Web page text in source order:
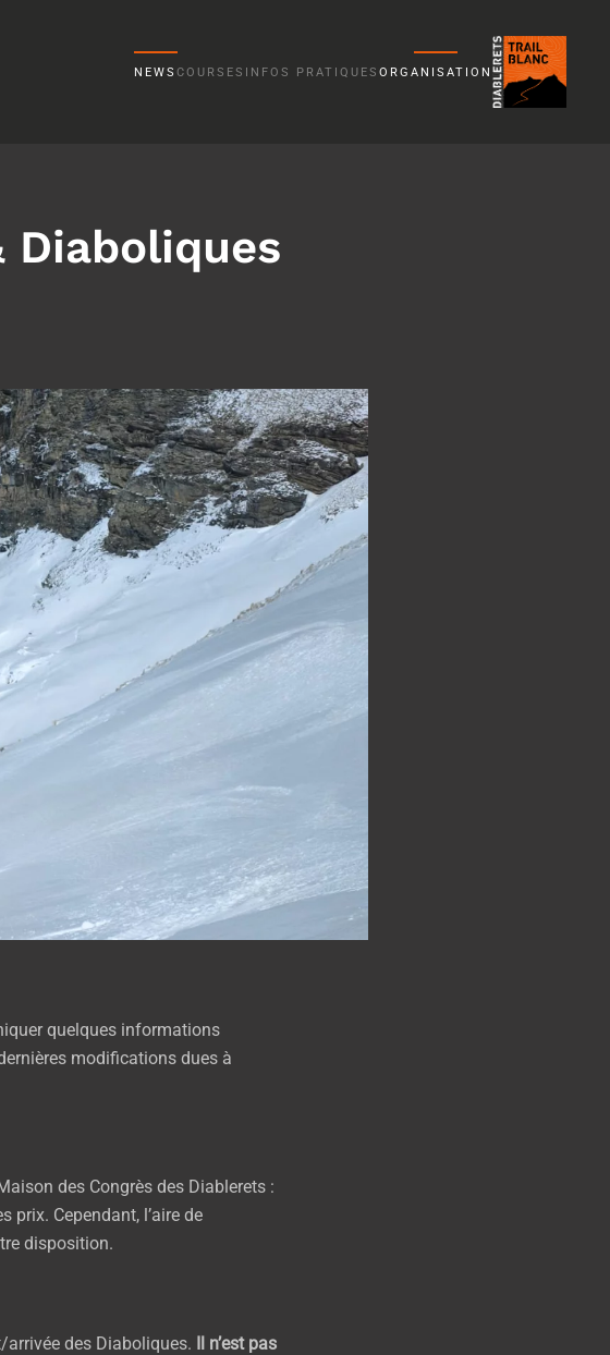
NEWS COURSES INFOS PRATIQUES ORGANISATION
quelques informations
modifications dues à
des Congrès des Diablerets :
prix. Cependant, l’aire de
disposition.
arrivée des Diaboliques. Il n’est pas